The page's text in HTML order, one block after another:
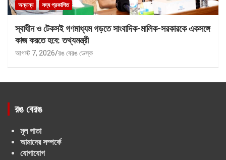
অন্যান্য সদ্য প্রকাশিত
স্বাধীন ও টেকসই গণমাধ্যম গড়তে সাংবাদিক-মালিক-সরকারকে একসঙ্গে
কাজ করতে হবে: তথ্যমন্ত্রী
আগস্ট 7, 2026 রঙ বেরঙ ডেস্ক
রঙ বেরঙ
মূল পাতা
আমাদের সম্পর্কে
যোগাযোগ